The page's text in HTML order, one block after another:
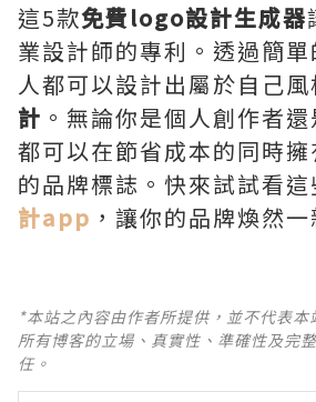
這5款免費logo設計生成器
業設計師的專利。透過簡
人都可以設計出屬於自己風
計 。無論你是個人創作者還
都可以在節省成本的同時
的品牌標誌。快來試試看這
計app ，讓你的品牌煥然一
*本站之內容由作者所提供，並不代表
所有博客的立場、真實性、準確性及完
任。